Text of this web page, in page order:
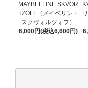
MAYBELLINE SKVOR
TZOFF（メイベリン・
スクヴォルツォフ）
6,000円(税込6,600円)